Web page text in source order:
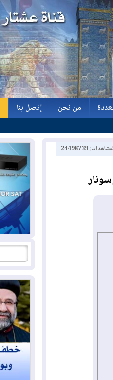
من نحن
إتصل بنا